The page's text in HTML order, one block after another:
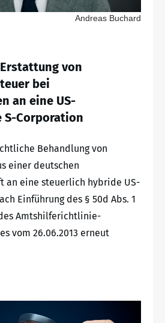
Andreas Buchard
von
bei
an eine US-
S-Corporation
Behandlung von
einer deutschen
an eine steuerlich hybride US-
Einführung des § 50d Abs. 1
des Amtshilferichtlinie-
vom 26.06.2013 erneut